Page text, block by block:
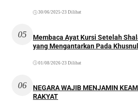
30/06/2025 •23 Dilihat
05
Membaca Ayat Kursi Setelah
yang Mengantarkan Pada
01/08/2026•23 Dilihat
06
NEGARA WAJIB MENJAMIN
RAKYAT